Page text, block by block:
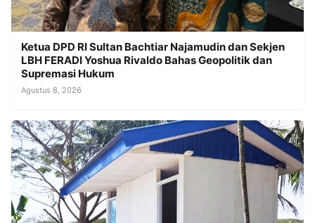
Ketua DPD RI Sultan Bachtiar Najamudin dan Sekjen
LBH FERADI Yoshua Rivaldo Bahas Geopolitik dan
Supremasi Hukum
Agustus 8, 2026